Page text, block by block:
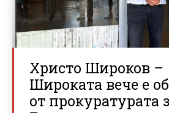
Христо Широков –
Широката вече е
от прокуратурата